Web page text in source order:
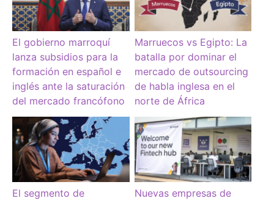
El gobierno marroquí
lanza subsidios para la
formación en español e
inglés ante la saturación
del mercado francófono
Marruecos vs Egipto: La
batalla por dominar el
mercado de outsourcing
de habla inglesa en el
norte de África
El segmento de
Nuevas empresas de